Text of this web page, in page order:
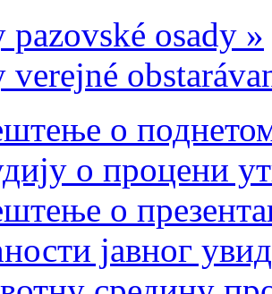
pazovské osady »
verejné
о поднетом
о процени
о
јавног